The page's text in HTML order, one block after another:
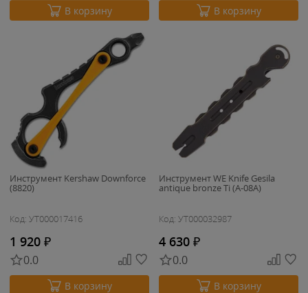
В корзину В корзину
Инструмент Kershaw Downforce
(8820)
Код: УТ000017416
1 920 ₽
0.0
В корзину
Инструмент WE Knife Gesila
antique bronze Ti (A-08A)
Код: УТ000032987
4 630 ₽
0.0
В корзину